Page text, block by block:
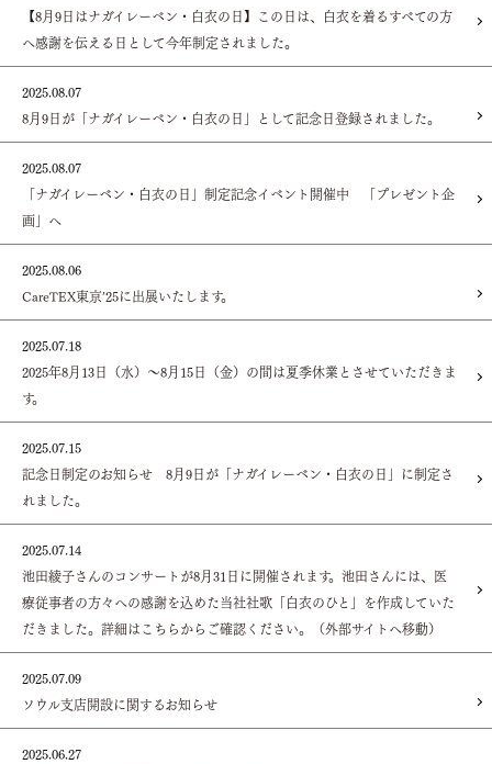
【8月9日はナガイレーベン・白衣の日】この日は、白衣を着るすべての方
へ感謝を伝える日として今年制定されました。
2025.08.07
8月9日が「ナガイレーベン・白衣の日」として記念日登録されました。
2025.08.07
「ナガイレーベン・白衣の日」制定記念イベント開催中 「プレゼント企
画」へ
2025.08.06
CareTEX東京’25に出展いたします。
2025.07.18
2025年8月13日（水）～8月15日（金）の間は夏季休業とさせていただきま
す。
2025.07.15
記念日制定のお知らせ 8月9日が「ナガイレーベン・白衣の日」に制定さ
れました。
2025.07.14
池田綾子さんのコンサートが8月31日に開催されます。池田さんには、医
療従事者の方々への感謝を込めた当社社歌「白衣のひと」を作成していた
だきました。詳細はこちらからご確認ください。（外部サイトへ移動）
2025.07.09
ソウル支店開設に関するお知らせ
2025.06.27